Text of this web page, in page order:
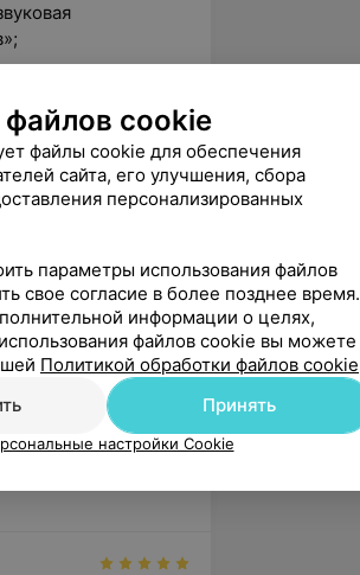
квалификации №
заболеваний
решение
исп. комитета
комитета от
cookie
файлы cookie для обеспечения
сайта, его улучшения, сбора
персонализированных
параметры использования файлов
свое согласие в более позднее время.
информации о целях,
файлов cookie вы можете
Политикой обработки файлов cookie
Принять
настройки Cookie